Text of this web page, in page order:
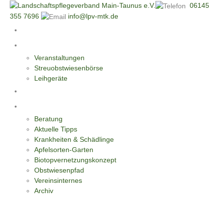
06145
355 7696
info@lpv-mtk.de
Veranstaltungen
Streuobstwiesenbörse
Leihgeräte
Beratung
Aktuelle Tipps
Krankheiten & Schädlinge
Apfelsorten-Garten
Biotopvernetzungskonzept
Obstwiesenpfad
Vereinsinternes
Archiv